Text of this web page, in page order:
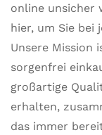
online unsicher
hier, um Sie
Unsere Mission
sorgenfrei
großartige
erhalten,
das immer